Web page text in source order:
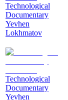
Technological
Documentary
Yevhen
Lokhmatov
Technological
Documentary
Yevhen